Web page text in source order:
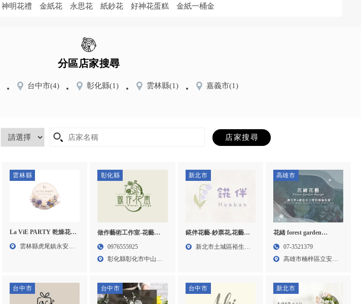
神明花禮 金紙花 永思花 紙鈔花 好神花蛋糕 金紙一桶金
分區店家搜尋
台中市(4) 彰化縣(1) 雲林縣(1) 嘉義市(1)
雲林縣
La ViE PARTY 乾燥花
不凋花-永生花店,永生花
雲林縣虎尾鎮永安街
彰化縣
做作藝術工作室-花藝教
室,花藝教學,彰化花藝教
0976555925
彰化縣彰化市中山路
新北市
錵伴花藝-鈔票花,花藝訂
製,台北鈔票花,台北花藝
新北市土城區裕生路
高雄市
花緒 forest garden
design-花店,花藝設計,高
區花藝設計
07-3521379
高雄市楠梓區立安路
台中市 台中市 台中市 新北市